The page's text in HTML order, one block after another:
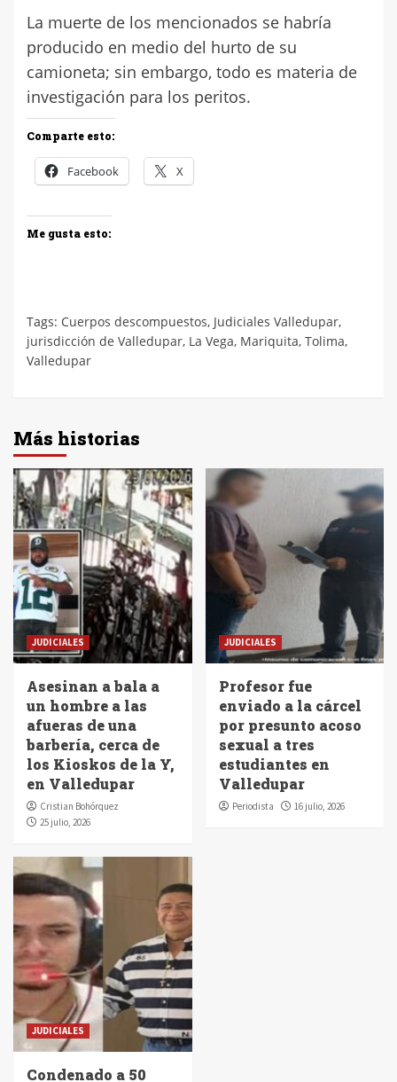
La muerte de los mencionados se habría
producido en medio del hurto de su
camioneta; sin embargo, todo es materia de
investigación para los peritos.
Comparte esto:
Facebook X
Me gusta esto:
Tags: Cuerpos descompuestos, Judiciales Valledupar,
jurisdicción de Valledupar, La Vega, Mariquita, Tolima,
Valledupar
Más historias
JUDICIALES
Asesinan a bala a
un hombre a las
afueras de una
barbería, cerca de
los Kioskos de la Y,
en Valledupar
Cristian Bohórquez
25 julio, 2026
JUDICIALES
Profesor fue
enviado a la cárcel
por presunto acoso
sexual a tres
estudiantes en
Valledupar
Periodista 16 julio, 2026
JUDICIALES
Condenado a 50